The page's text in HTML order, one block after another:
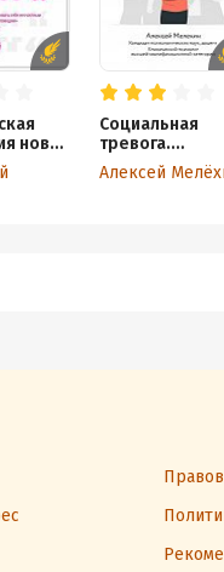
новой
Социальная
тревога.
Брошюра
самопомощи
Алексей